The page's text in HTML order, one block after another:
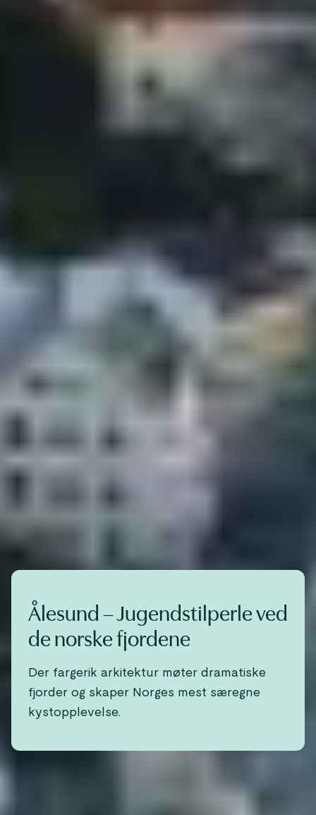
Ålesund – Jugendstilperle ved
de norske fjordene
Der fargerik arkitektur møter dramatiske
fjorder og skaper Norges mest særegne
kystopplevelse.